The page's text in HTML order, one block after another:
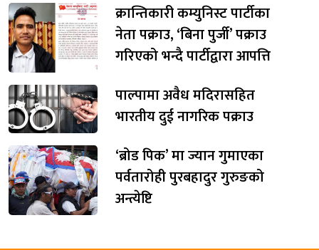
क्रान्तिकारी कम्युनिस्ट पार्टीका
नेता पक्राउ, ‘बिना पुर्जी’ पक्राउ
गरिएको भन्दै पार्टीद्वारा आपत्ति
पाल्पामा अवैध मदिरासहित
भारतीय दुई नागरिक पक्राउ
‘ब्रोड पिक’ मा ज्यान गुमाएका
पर्वतारोही पुरबहादुर गुरुङको
अन्त्येष्टि